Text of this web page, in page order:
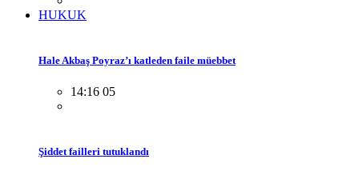
HUKUK
Hale Akbaş Poyraz’ı katleden faile müebbet
14:16 05
Şiddet failleri tutuklandı